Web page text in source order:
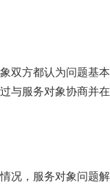
双方都认为问题基
与服务对象协商并
况，服务对象问题